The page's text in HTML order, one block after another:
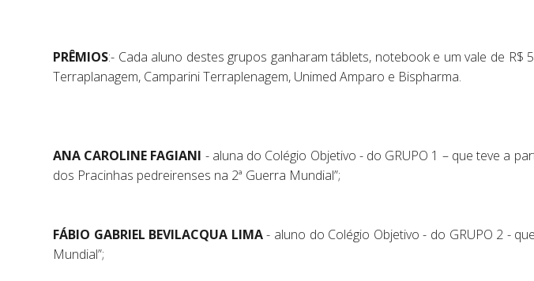
PRÊMIOS:- Cada aluno destes grupos ganharam táblets, notebook e um vale de
Terraplanagem, Camparini Terraplenagem, Unimed Amparo e Bispharma.
ANA CAROLINE FAGIANI - aluna do Colégio Objetivo - do GRUPO 1 – que teve a
dos Pracinhas pedreirenses na 2ª Guerra Mundial”;
FÁBIO GABRIEL BEVILACQUA LIMA- aluno do Colégio Objetivo - do GRUPO 2 -
Mundial”;